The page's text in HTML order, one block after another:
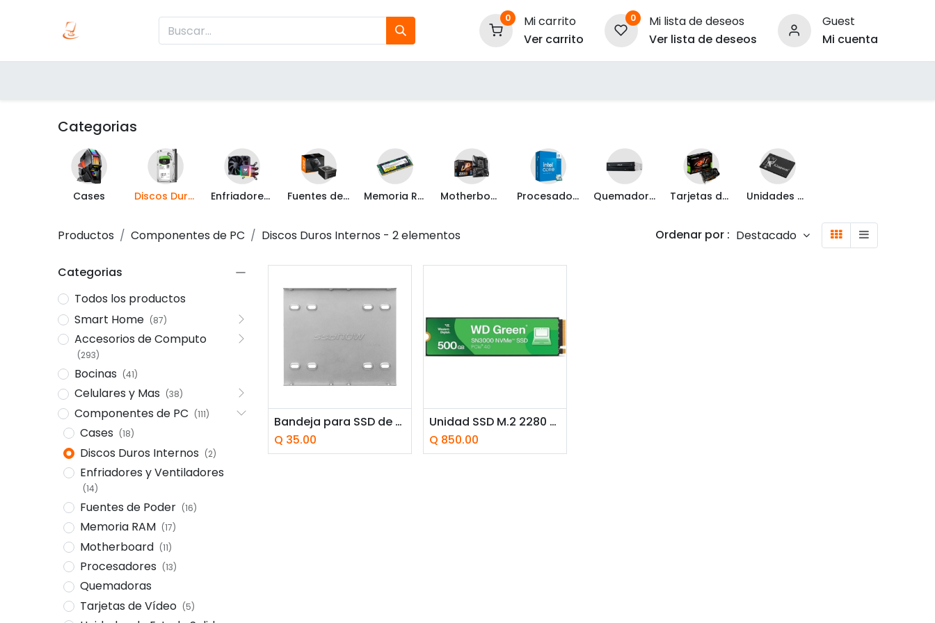
0
Mi carrito
Ver carrito
0
Mi lista de deseos
Ver lista de deseos
Guest
Mi cuenta
Categorias
Cases Discos Duros Internos Enfriadores y Ventiladores Fuentes de Poder Memoria RAM Motherboard Procesadores Quemadoras Tarjetas de Vídeo Unidades de Estado Solido
Productos Componentes de PC Discos Duros Internos - 2 elementos Ordenar por : Destacado
Categorias
Todos los productos
Smart Home (87)
Accesorios de Computo
(293)
Bocinas (41)
Celulares y Mas (38)
Componentes de PC (111)
Cases (18)
Discos Duros Internos (2)
Enfriadores y Ventiladores
(14)
Fuentes de Poder (16)
Memoria RAM (17)
Motherboard (11)
Procesadores (13)
Quemadoras
Tarjetas de Vídeo (5)
Añadir a la cesta Bandeja para SSD de 2.5" a 3.5" Kingston SNA-BR2/35
Q 35.00
Añadir a la cesta Unidad SSD M.2 2280 500GB Western Digital Green SN3000 NVMe PCIe Gen4 x4 5000 MB/s
Q 850.00